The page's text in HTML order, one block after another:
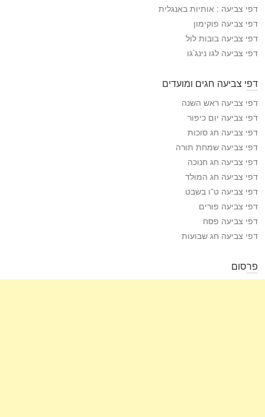
י
ע
ה
דפי צביעה : אותיות באנגלית
דפי צביעה פוקימון
דפי צביעה בובות לול
דפי צביעה לגו נינג’גו
דפי צביעה חגים ומועדים
דפי צביעה ראש השנה
דפי צביעה יום כיפור
דפי צביעה חג סוכות
דפי צביעה שמחת תורה
דפי צביעה חג חנוכה
דפי צביעה חג המולד
דפי צביעה ט”ו בשבט
דפי צביעה פורים
דפי צביעה פסח
דפי צביעה חג שבועות
פרסום